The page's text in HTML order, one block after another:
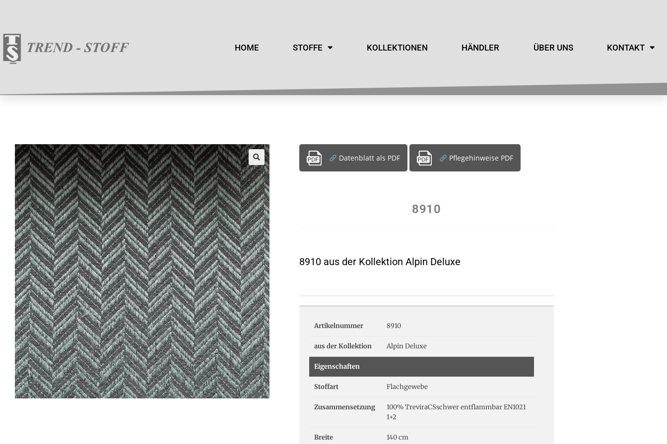
HOME STOFFE KOLLEKTIONEN HÄNDLER ÜBER UNS KONTAKT
Datenblatt als PDF Pflegehinweise PDF
8910
8910 aus der Kollektion Alpin Deluxe
Artikelnummer 8910
aus der Kollektion Alpin Deluxe
Eigenschaften
Stoffart Flachgewebe
Zusammensetzung
100% TreviraCSschwer entflammbar EN1021
1+2
Breite 140 cm